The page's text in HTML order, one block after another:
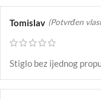
Tomislav (Potvrđen
Stiglo bez ijednog